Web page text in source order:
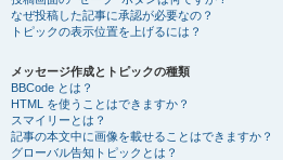
なぜ投稿した記事に承認が必要なの？
トピックの表示位置を上げるには？
メッセージ作成とトピックの種類
BBCode とは？
HTML を使うことはできますか？
スマイリーとは？
記事の本文中に画像を載せることはできますか？
グローバル告知トピックとは？